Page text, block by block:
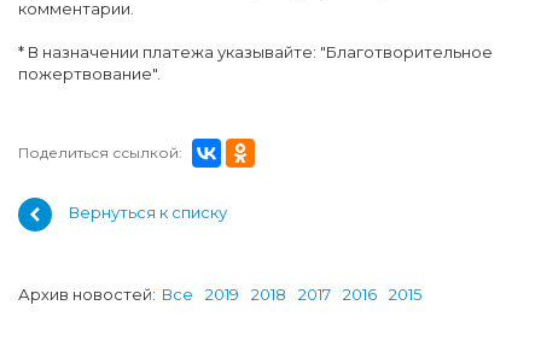
комментарии.
* В назначении платежа указывайте: "Благотворительное
пожертвование".
Поделиться ссылкой:
Вернуться к списку
Архив новостей: Все 2019 2018 2017 2016 2015